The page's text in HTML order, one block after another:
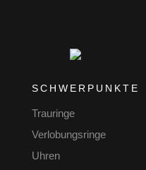
SCHWERPUNKTE
Trauringe
Verlobungsringe
Uhren